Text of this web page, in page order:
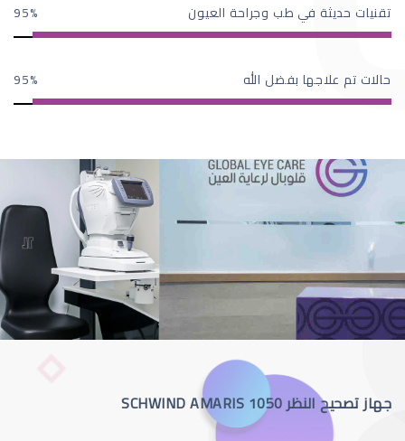
تقنيات حديثة في طب وجراحة العيون 95
حالات تم علاجها بفضل الله 95
جهاز تصحيح النظر SCHWIND AMARIS 1050